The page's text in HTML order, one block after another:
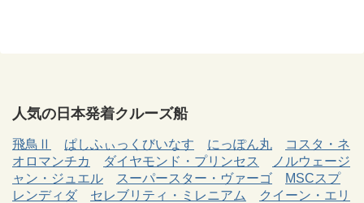
人気の日本発着クルーズ船
飛鳥Ⅱ ぱしふぃっくびいなす にっぽん丸
コスタ・ネ
オロマンチカ
ダイヤモンド・プリンセス
ノルウェージ
ャン・ジュエル
スーパースター・ヴァーゴ
MSCスプ
レンディダ
セレブリティ・ミレニアム
クイーン・エリ